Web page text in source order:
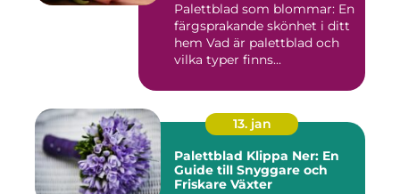
Palettblad som blommar: En
färgsprakande skönhet i ditt
hem Vad är palettblad och
vilka typer finns...
13. jan
Palettblad Klippa Ner: En
Guide till Snyggare och
Friskare Växter